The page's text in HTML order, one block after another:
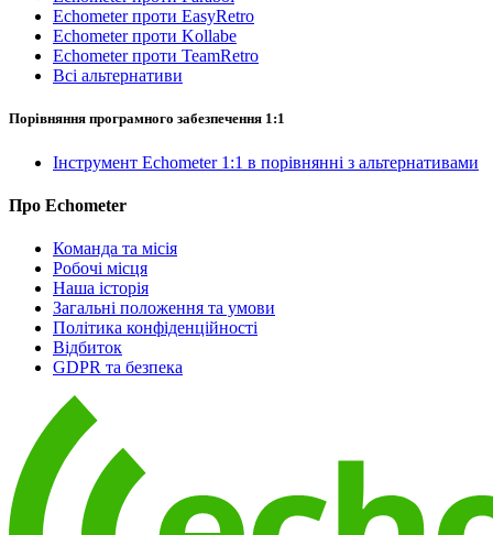
Echometer проти EasyRetro
Echometer проти Kollabe
Echometer проти TeamRetro
Всі альтернативи
Порівняння програмного забезпечення 1:1
Інструмент Echometer 1:1 в порівнянні з альтернативами
Про Echometer
Команда та місія
Робочі місця
Наша історія
Загальні положення та умови
Політика конфіденційності
Відбиток
GDPR та безпека